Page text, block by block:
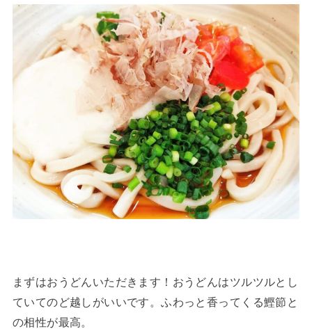
まずはおうどんいただきます！おうどんはツルツルとし
ていてのど越しがいいです。ふわっと香ってくる鰹節と
の相性が最高。